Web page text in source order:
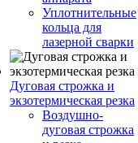
Уплотнительные
кольца для
лазерной сварки
Дуговая строжка и
экзотермическая резка
Воздушно-
дуговая строжка